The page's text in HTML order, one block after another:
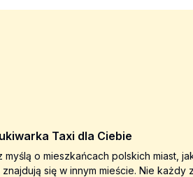
Taxi dla Ciebie
myślą o mieszkańcach polskich miast,
się w innym mieście. Nie każdy